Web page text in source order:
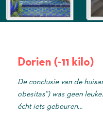
Dorien (-11 kilo)
De conclusie van de
obesitas”) was geen
écht iets gebeuren…